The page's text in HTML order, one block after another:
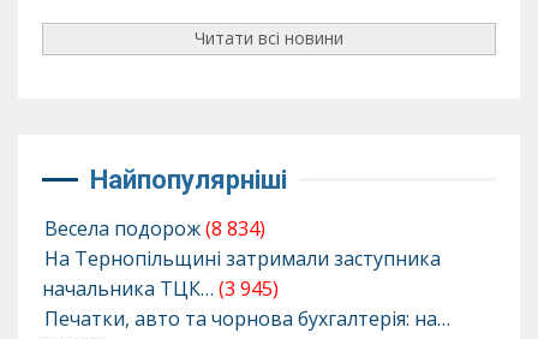
Читати всі новини
Найпопулярніші
Весела подорож(8 834)
На Тернопільщині затримали заступника
начальника ТЦК… (3 945)
Печатки, авто та чорнова бухгалтерія: на…